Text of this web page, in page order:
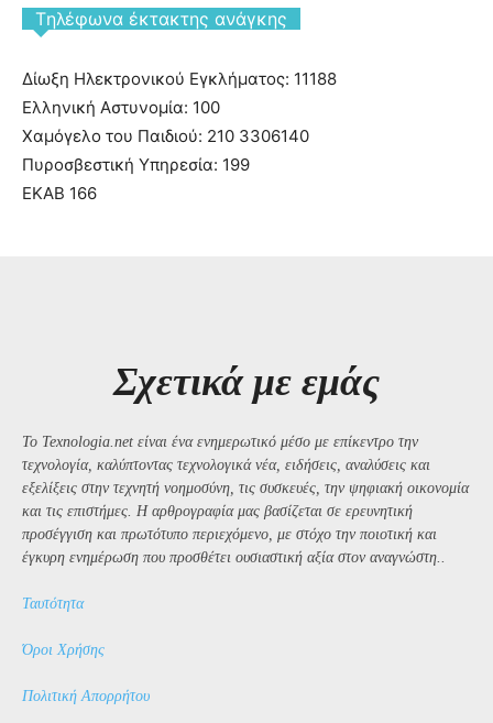
Tηλέφωνα έκτακτης ανάγκης
Δίωξη Ηλεκτρονικού Εγκλήματος: 11188
Ελληνική Αστυνομία: 100
Χαμόγελο του Παιδιού: 210 3306140
Πυροσβεστική Υπηρεσία: 199
ΕΚΑΒ 166
Σχετικά με εμάς
Το Texnologia.net είναι ένα ενημερωτικό μέσο με επίκεντρο την
τεχνολογία, καλύπτοντας τεχνολογικά νέα, ειδήσεις, αναλύσεις και
εξελίξεις στην τεχνητή νοημοσύνη, τις συσκευές, την ψηφιακή οικονομία
και τις επιστήμες. Η αρθρογραφία μας βασίζεται σε ερευνητική
προσέγγιση και πρωτότυπο περιεχόμενο, με στόχο την ποιοτική και
έγκυρη ενημέρωση που προσθέτει ουσιαστική αξία στον αναγνώστη..
Ταυτότητα
Όροι Χρήσης
Πολιτική Απορρήτου